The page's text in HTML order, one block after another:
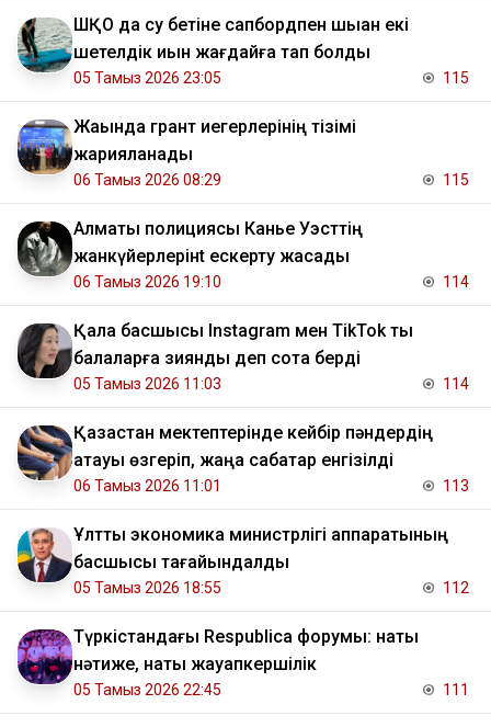
ШҚО да су бетіне сапбордпен шыққан екі
шетелдік қиын жағдайға тап болды
05 Тамыз 2026 23:05 115
Жақында грант иегерлерінің тізімі
жарияланады
06 Тамыз 2026 08:29 115
Алматы полициясы Канье Уэсттің
жанкүйерлерінt ескерту жасады
06 Тамыз 2026 19:10 114
Қала басшысы Instagram мен TikTok ты
балаларға зиянды деп сотқа берді
05 Тамыз 2026 11:03 114
Қазақстан мектептерінде кейбір пәндердің
атауы өзгеріп, жаңа сабақтар енгізілді
06 Тамыз 2026 11:01 113
Ұлттық экономика министрлігі аппаратының
басшысы тағайындалды
05 Тамыз 2026 18:55 112
Түркістандағы Respublica форумы: нақты
нәтиже, нақты жауапкершілік
05 Тамыз 2026 22:45 111